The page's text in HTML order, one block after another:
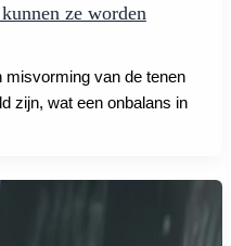
ze worden
misvorming van de tenen
zijn, wat een onbalans in